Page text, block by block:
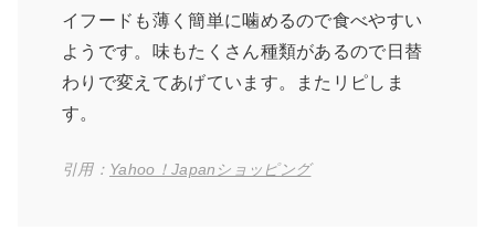
イフードも薄く簡単に噛めるので食べやすい
ようです。味もたくさん種類があるので日替
わりで変えてあげています。またリピしま
す。
引用： Yahoo！Japanショッピング